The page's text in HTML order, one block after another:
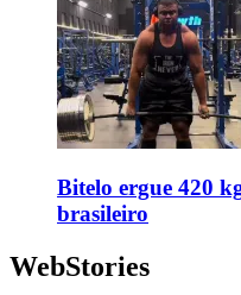
Bitelo ergue 420
brasileiro
WebStories